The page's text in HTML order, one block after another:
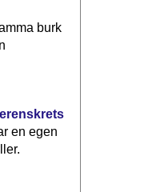
burk
en egen